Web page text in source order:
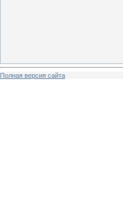
Полная версия сайта